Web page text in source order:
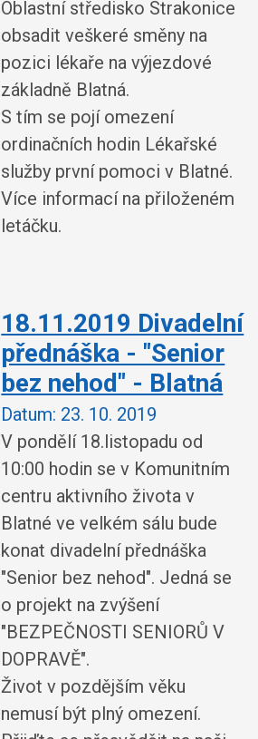
Oblastní středisko Strakonice
obsadit veškeré směny na
pozici lékaře na výjezdové
základně Blatná.
S tím se pojí omezení
ordinačních hodin Lékařské
služby první pomoci v Blatné.
Více informací na přiloženém
letáčku.
18.11.2019 Divadelní
přednáška - "Senior
bez nehod" - Blatná
Datum: 23. 10. 2019
V pondělí 18.listopadu od
10:00 hodin se v Komunitním
centru aktivního života v
Blatné ve velkém sálu bude
konat divadelní přednáška
"Senior bez nehod". Jedná se
o projekt na zvýšení
"BEZPEČNOSTI SENIORŮ V
DOPRAVĚ".
Život v pozdějším věku
nemusí být plný omezení.